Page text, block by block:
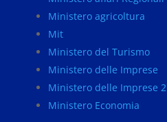
Ministero agricoltura
Mit
Ministero del Turismo
Ministero delle Imprese
Ministero delle Imprese 2
Ministero Economia